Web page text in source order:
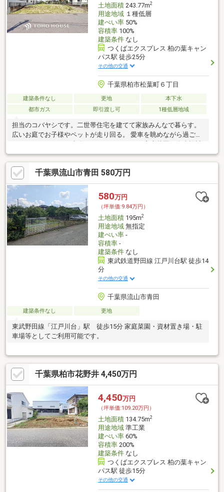
土地面積243.77m2
用途地域１種低層
建ぺい率50%
容積率100%
建築条件なし
つくばエクスプレス 柏の葉キャン
パス駅 徒歩25分
その他の交通
千葉県柏市松葉町６丁目
建築条件なし 更地
本下水
都市ガス
即引渡し可 1種低層地域
担当のコバヤシです。二世帯住宅を建てて家族みんなで暮らす。
広いお庭でお子様やペットが走り回る。 愛車を眺めながら過ごせ
で唯一無二の邸宅を
千葉県流山市青田 580万円
580万円
（坪単価:9.84万円）
土地面積195m2
用途地域無指定
建ぺい率-
容積率-
建築条件なし
東武鉄道野田線 江戸川台駅 徒歩14
分
その他の交通
千葉県流山市青田
建築条件なし 更地
東武野田線「江戸川台」駅 徒歩15分 家庭菜園・資材置き場・駐
車場等としてご利用可能です。
千葉県柏市花野井 4,450万円
4,450万円
（坪単価:109.20万円）
土地面積134.75m2
用途地域準工業
建ぺい率60%
容積率200%
建築条件なし
つくばエクスプレス 柏の葉キャン
パス駅 徒歩15分
その他の交通